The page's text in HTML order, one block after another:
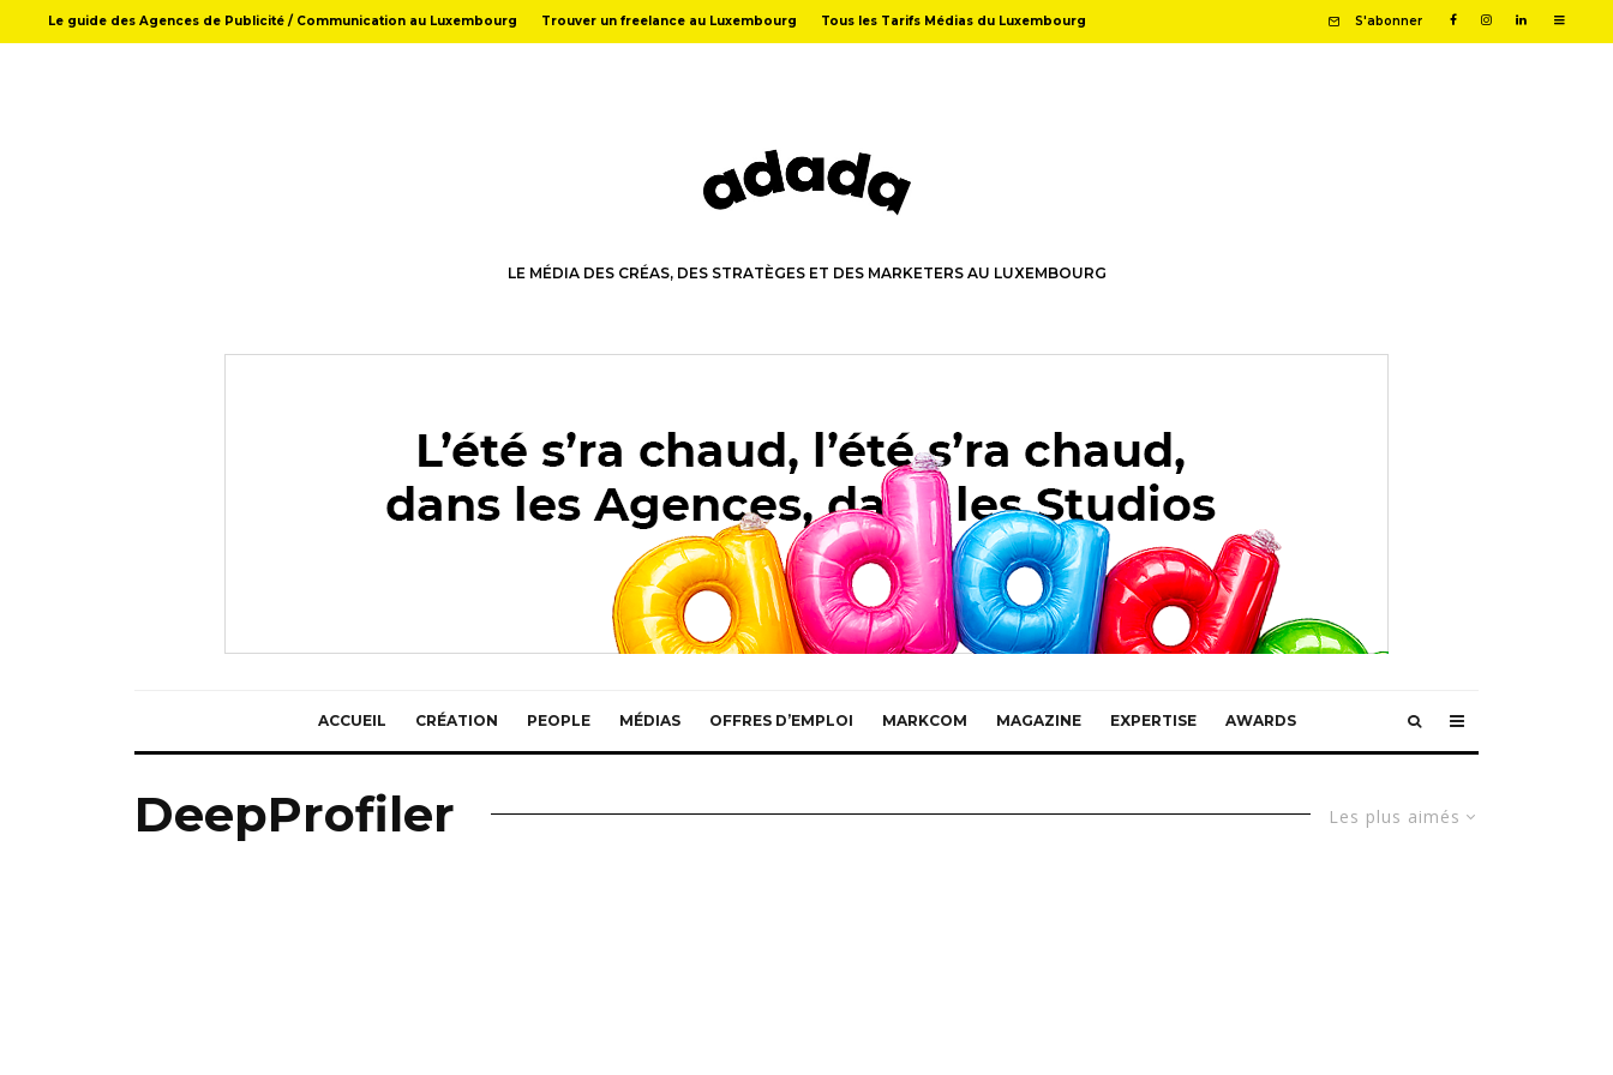
Le guide des Agences de Publicité / Communication au Luxembourg Trouver un freelance au Luxembourg Tous les Tarifs Médias du Luxembourg S'abonner
LE MÉDIA DES CRÉAS, DES STRATÈGES ET DES MARKETERS AU LUXEMBOURG
ACCUEIL CRÉATION PEOPLE MÉDIAS OFFRES D’EMPLOI MARKCOM MAGAZINE EXPERTISE AWARDS
Les plus aimés
DeepProfiler